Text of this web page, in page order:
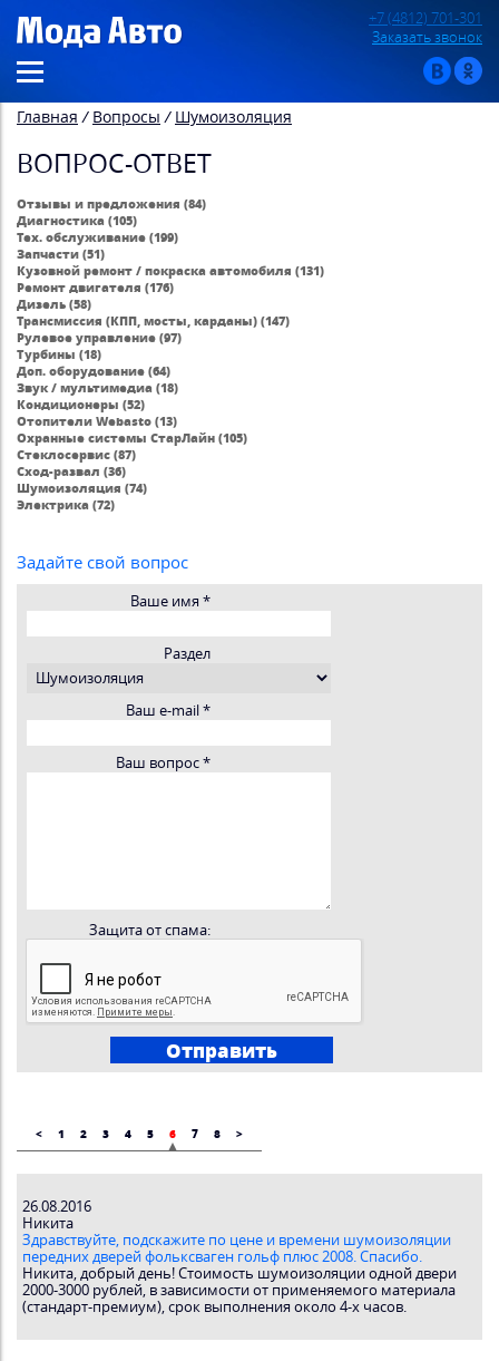
+7 (4812) 701-301
Заказать звонок
Главная / Вопросы / Шумоизоляция
ВОПРОС-ОТВЕТ
Отзывы и предложения (84)
Диагностика (105)
Тех. обслуживание (199)
Запчасти (51)
Кузовной ремонт / покраска автомобиля (131)
Ремонт двигателя (176)
Дизель (58)
Трансмиссия (КПП, мосты, карданы) (147)
Рулевое управление (97)
Турбины (18)
Доп. оборудование (64)
Звук / мультимедиа (18)
Кондиционеры (52)
Отопители Webasto (13)
Охранные системы СтарЛайн (105)
Стеклосервис (87)
Сход-развал (36)
Шумоизоляция (74)
Электрика (72)
Задайте свой вопрос
Ваше имя *
Раздел
Ваш e-mail*
Ваш вопрос*
Защита от спама:
< 1 2 3 4 5 6 7 8 >
26.08.2016
Никита
Здравствуйте, подскажите по цене и времени шумоизоляции
передних дверей фольксваген гольф плюс 2008. Спасибо.
Никита, добрый день! Стоимость шумоизоляции одной двери
2000-3000 рублей, в зависимости от применяемого материала
(стандарт-премиум), срок выполнения около 4-х часов.